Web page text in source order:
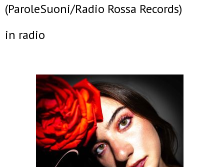
(ParoleSuoni/Radio Rossa Records)
in radio